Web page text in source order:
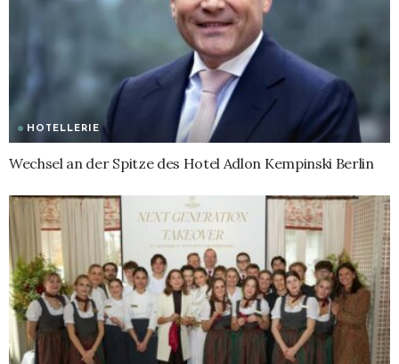
HOTELLERIE
Wechsel an der Spitze des Hotel Adlon Kempinski Berlin